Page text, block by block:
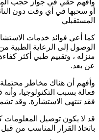
أو سحبها في أي وقت دون
المستقبلي
كما أعي فوائد خدمات
الوصول إلى الرعاية الطبية
منزله ، وتقييم طبي أكثر
عن بعد.
وأفهم أن هناك مخاطر محتملة
فعالة بسبب التكنولوجيا،
فقد تنتهي الاستشارة. وقد
قد لا يكون توصيل
باتخاذ القرار المناسب من